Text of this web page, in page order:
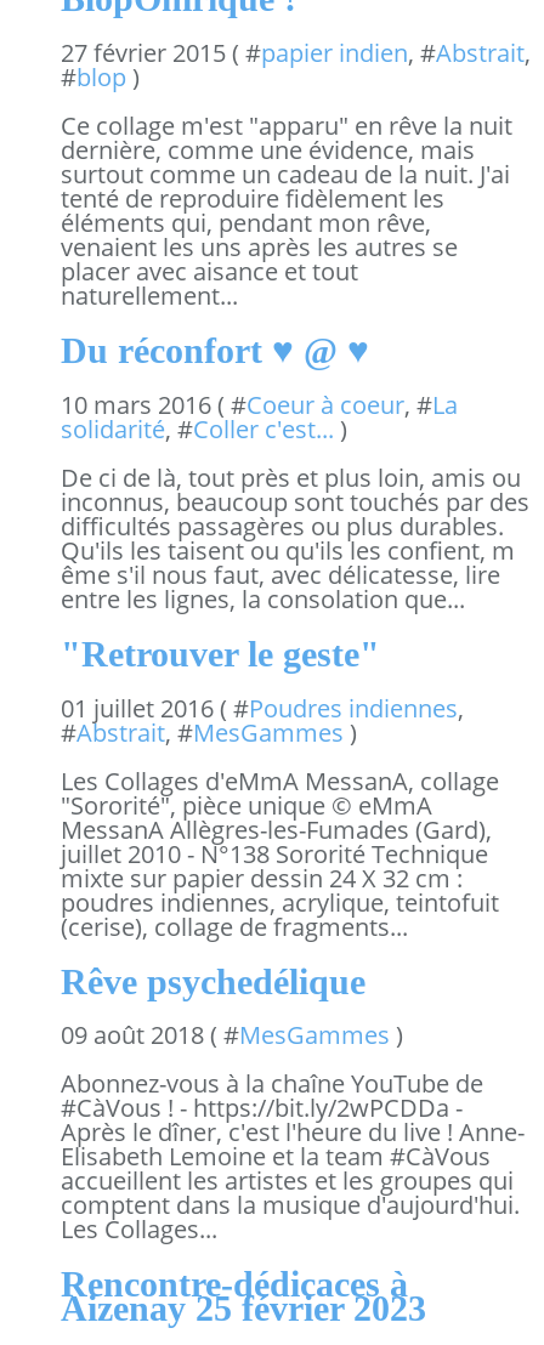
27 février 2015 ( #papier indien, #Abstrait,
#blop )
Ce collage m'est "apparu" en rêve la nuit
dernière, comme une évidence, mais
surtout comme un cadeau de la nuit. J'ai
tenté de reproduire fidèlement les
éléments qui, pendant mon rêve,
venaient les uns après les autres se
placer avec aisance et tout
naturellement...
Du réconfort ♥ @ ♥
10 mars 2016 ( #Coeur à coeur, #La
solidarité, #Coller c'est... )
De ci de là, tout près et plus loin, amis ou
inconnus, beaucoup sont touchés par des
difficultés passagères ou plus durables.
Qu'ils les taisent ou qu'ils les confient, m
ême s'il nous faut, avec délicatesse, lire
entre les lignes, la consolation que...
"Retrouver le geste"
01 juillet 2016 ( #Poudres indiennes,
#Abstrait, #MesGammes )
Les Collages d'eMmA MessanA, collage
"Sororité", pièce unique © eMmA
MessanA Allègres-les-Fumades (Gard),
juillet 2010 - N°138 Sororité Technique
mixte sur papier dessin 24 X 32 cm :
poudres indiennes, acrylique, teintofuit
(cerise), collage de fragments...
Rêve psychedélique
09 août 2018 ( #MesGammes )
Abonnez-vous à la chaîne YouTube de
#CàVous ! - https://bit.ly/2wPCDDa -
Après le dîner, c'est l'heure du live ! Anne-
Elisabeth Lemoine et la team #CàVous
accueillent les artistes et les groupes qui
comptent dans la musique d'aujourd'hui.
Les Collages...
Rencontre-dédicaces à
Aizenay 25 février 2023